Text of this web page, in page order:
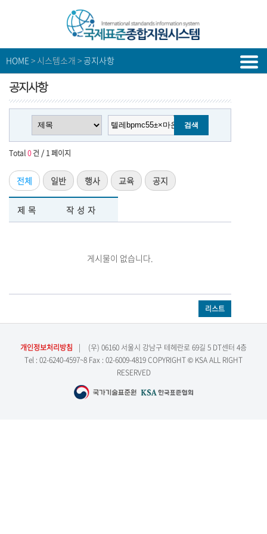
HOME > 시스템소개 > 공지사항
공지사항
Total0건 / 1 페이지
전체 일반 행사 교육 공지
제목 작성자
게시물이 없습니다.
리스트
개인정보처리방침 |
(우) 06160 서울시 강남구 테헤란로 69길 5 DT센터 4층
Tel : 02-6240-4597~8 Fax : 02-6009-4819 COPYRIGHT © KSA ALL RIGHT
RESERVED